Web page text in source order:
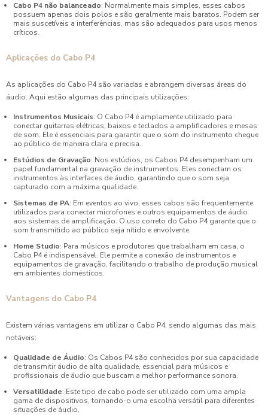
Cabo P4 não balanceado: Normalmente mais simples, esses cabos
possuem apenas dois polos e são geralmente mais baratos. Podem ser
mais suscetíveis a interferências, mas são adequados para usos menos
críticos.
Aplicações do Cabo P4
As aplicações do Cabo P4 são variadas e abrangem diversas áreas do
áudio. Aqui estão algumas das principais utilizações:
Instrumentos Musicais: O Cabo P4 é amplamente utilizado para
conectar guitarras elétricas, baixos e teclados a amplificadores e mesas
de som. Ele é essenciais para garantir que o som do instrumento chegue
ao público de maneira clara e precisa.
Estúdios de Gravação: Nos estúdios, os Cabos P4 desempenham um
papel fundamental na gravação de instrumentos. Eles conectam os
instrumentos às interfaces de áudio, garantindo que o som seja
capturado com a máxima qualidade.
Sistemas de PA: Em eventos ao vivo, esses cabos são frequentemente
utilizados para conectar microfones e outros equipamentos de áudio
aos sistemas de amplificação. O uso correto do Cabo P4 garante que o
som transmitido ao público seja nítido e envolvente.
Home Studio: Para músicos e produtores que trabalham em casa, o
Cabo P4 é indispensável. Ele permite a conexão de instrumentos e
equipamentos de gravação, facilitando o trabalho de produção musical
em ambientes domésticos.
Vantagens do Cabo P4
Existem várias vantagens em utilizar o Cabo P4, sendo algumas das mais
notáveis:
Qualidade de Áudio: Os Cabos P4 são conhecidos por sua capacidade
de transmitir áudio de alta qualidade, essencial para músicos e
profissionais de áudio que buscam a melhor performance sonora.
Versatilidade: Este tipo de cabo pode ser utilizado com uma ampla
gama de dispositivos, tornando-o uma escolha versátil para diferentes
situações de áudio.